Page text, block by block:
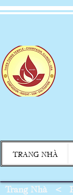
TRANG NHÀ
Trang Nhà<